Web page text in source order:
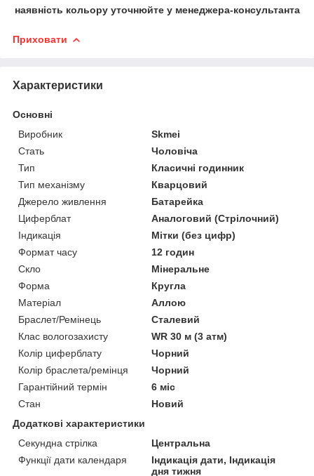
наявність кольору уточнюйте у менеджера-консультанта
Приховати
Характеристики
Основні
Виробник
Skmei
Стать
Чоловіча
Тип
Класичні годинник
Тип механізму
Кварцовий
Джерело живлення
Батарейка
Циферблат
Аналоговий (Стрілочний)
Індикація
Мітки (без цифр)
Формат часу
12 годин
Скло
Мінеральне
Форма
Кругла
Матеріал
Аллою
Браслет/Ремінець
Сталевий
Клас вологозахисту
WR 30 м (3 атм)
Колір циферблату
Чорний
Колір браслета/ремінця
Чорний
Гарантійний термін
6 міс
Стан
Новий
Додаткові характеристики
Секундна стрілка
Центральна
Функції дати календаря
Індикація дати, Індикація
дня тижня